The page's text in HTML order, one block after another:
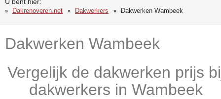
U bent hier:
Dakrenoveren.net
Dakwerkers Dakwerken Wambeek
Dakwerken Wambeek
Vergelijk de dakwerken prijs
dakwerkers in Wambeek